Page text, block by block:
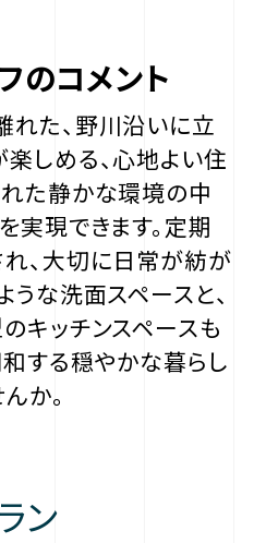
のコメント
れた、野川沿いに立
しめる、心地よい住
た静かな環境の中
実現できます。定期
、大切に日常が紡が
うな洗面スペースと、
キッチンスペースも
する穏やかな暮らし
か。
ン